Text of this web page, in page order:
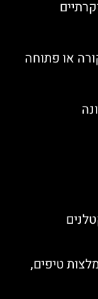
או פתוחה
טיפים,